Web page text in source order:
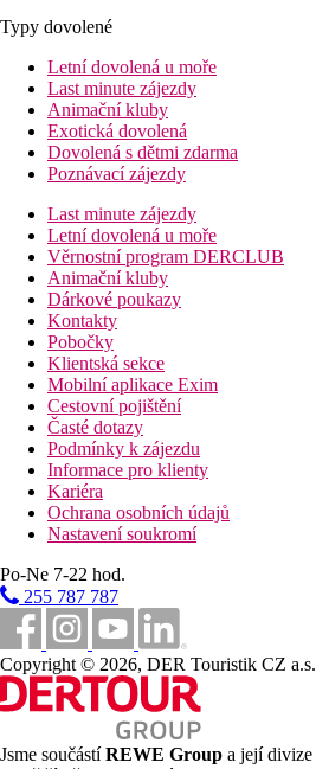
Typy dovolené
Letní dovolená u moře
Last minute zájezdy
Animační kluby
Exotická dovolená
Dovolená s dětmi zdarma
Poznávací zájezdy
Last minute zájezdy
Letní dovolená u moře
Věrnostní program DERCLUB
Animační kluby
Dárkové poukazy
Kontakty
Pobočky
Klientská sekce
Mobilní aplikace Exim
Cestovní pojištění
Časté dotazy
Podmínky k zájezdu
Informace pro klienty
Kariéra
Ochrana osobních údajů
Nastavení soukromí
Po-Ne 7-22 hod.
255 787 787
Copyright © 2026, DER Touristik CZ a.s.
Jsme součástíREWE Group a její divize